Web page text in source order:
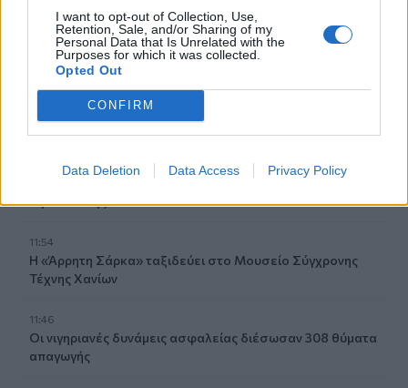
I want to opt-out of Collection, Use,
Retention, Sale, and/or Sharing of my
Personal Data that Is Unrelated with the
Purposes for which it was collected.
Opted Out
CONFIRM
Data Deletion Data Access Privacy Policy
Δωρεά κλιματιστικού στο Γραφείο Ανηλίκων της
Υποδιεύθυνσης Δίωξης και Εξιχνίασης Εγκλημάτων
Ηρακλείου
12:03
Σέρρες: Όλα τα σενάρια εξετάζονται για την στυγερή
δολοφονία του 68χρονου
Αγροτικές ενισχύσεις: Σε λειτουργία η νέα πλατφόρμα
myAGRO της ΑΑΔΕ
11:54
Η «Άρρητη Σάρκα» ταξιδεύει στο Μουσείο Σύγχρονης
Τέχνης Χανίων
11:46
Οι νιγηριανές δυνάμεις ασφαλείας διέσωσαν 308 θύματα
απαγωγής